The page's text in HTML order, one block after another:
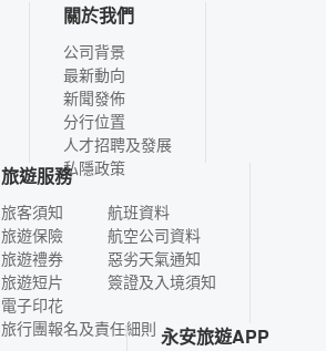
關於我們
公司背景
最新動向
新聞發佈
分行位置
人才招聘及發展
私隱政策
旅遊服務
旅客須知
旅遊保險
旅遊禮券
旅遊短片
電子印花
航班資料
航空公司資料
惡劣天氣通知
簽證及入境須知
旅行團報名及責任細則 永安旅遊APP